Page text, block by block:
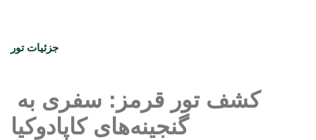
جزئیات تور
گنجینه‌های کاپادوکیا